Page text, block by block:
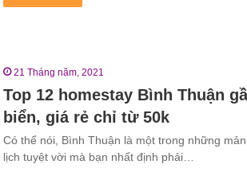
21 Tháng năm, 2021
Top 12 homestay Bình Thuận
biển, giá rẻ chỉ từ 50k
Có thể nói, Bình Thuận là một trong những
lịch tuyệt vời mà bạn nhất định phải…